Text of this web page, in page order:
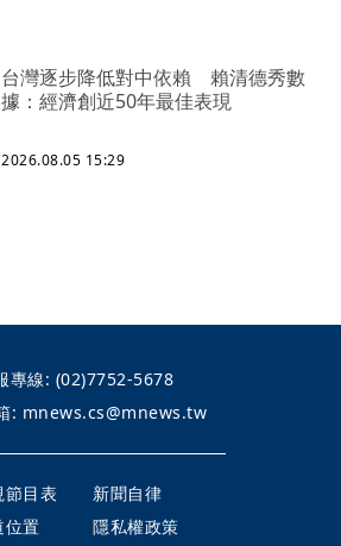
台灣逐步降低對中依賴 賴清德秀數
據：經濟創近50年最佳表現
2026.08.05 15:29
專線: (02)7752-5678
: mnews.cs@mnews.tw
節目表
新聞自律
位置
隱私權政策